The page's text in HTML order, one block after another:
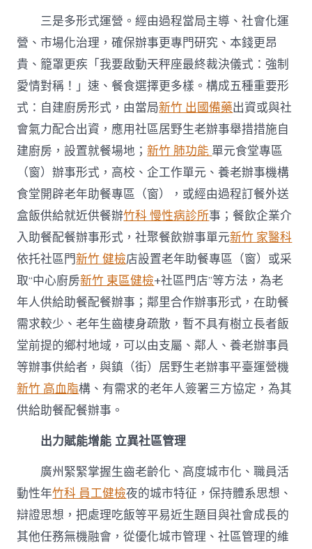
三是多形式運營。經由過程當局主導、社會化運
營、市場化治理，確保辦事更專門研究、本錢更昂
貴、籠罩更疾「我要啟動天秤座最終裁決儀式：強制
愛情對稱！」速、餐食選擇更多樣。構成五種重要形
式：自建廚房形式，由當局新竹 出國備藥出資或與社
會氣力配合出資，應用社區居野生老辦事舉措措施自
建廚房，設置就餐場地；新竹 肺功能 單元食堂專區
（窗）辦事形式，高校、企工作單元、養老辦事機構
食堂開辟老年助餐專區（窗），或經由過程訂餐外送
盒飯供給就近供餐辦竹科 慢性病診所事；餐飲企業介
入助餐配餐辦事形式，社聚餐飲辦事單元新竹 家醫科
依托社區門新竹 健檢店設置老年助餐專區（窗）或采
取“中心廚房新竹 東區健檢+社區門店”等方法，為老
年人供給助餐配餐辦事；鄰里合作辦事形式，在助餐
需求較少、老年生齒棲身疏散，暫不具有樹立長者飯
堂前提的鄉村地域，可以由支屬、鄰人、養老辦事員
等辦事供給者，與鎮（街）居野生老辦事平臺運營機
新竹 高血脂構、有需求的老年人簽署三方協定，為其
供給助餐配餐辦事。
出力賦能增能 立異社區管理
廣州緊緊掌握生齒老齡化、高度城市化、職員活
動性年竹科 員工健檢夜的城市特征，保持體系思想、
辯證思想，把處理吃飯等平易近生題目與社會成長的
其他任務無機融會，從優化城市管理、社區管理的維